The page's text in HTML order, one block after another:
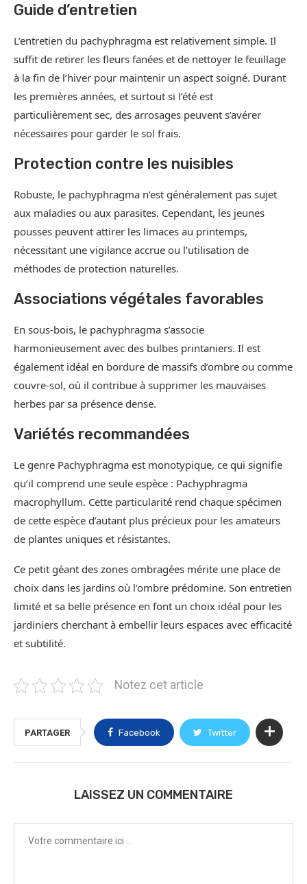
Guide d’entretien
L’entretien du pachyphragma est relativement simple. Il
suffit de retirer les fleurs fanées et de nettoyer le feuillage
à la fin de l’hiver pour maintenir un aspect soigné. Durant
les premières années, et surtout si l’été est
particulièrement sec, des arrosages peuvent s’avérer
nécessaires pour garder le sol frais.
Protection contre les nuisibles
Robuste, le pachyphragma n’est généralement pas sujet
aux maladies ou aux parasites. Cependant, les jeunes
pousses peuvent attirer les limaces au printemps,
nécessitant une vigilance accrue ou l’utilisation de
méthodes de protection naturelles.
Associations végétales favorables
En sous-bois, le pachyphragma s’associe
harmonieusement avec des bulbes printaniers. Il est
également idéal en bordure de massifs d’ombre ou comme
couvre-sol, où il contribue à supprimer les mauvaises
herbes par sa présence dense.
Variétés recommandées
Le genre Pachyphragma est monotypique, ce qui signifie
qu’il comprend une seule espèce : Pachyphragma
macrophyllum. Cette particularité rend chaque spécimen
de cette espèce d’autant plus précieux pour les amateurs
de plantes uniques et résistantes.
Ce petit géant des zones ombragées mérite une place de
choix dans les jardins où l’ombre prédomine. Son entretien
limité et sa belle présence en font un choix idéal pour les
jardiniers cherchant à embellir leurs espaces avec efficacité
et subtilité.
Notez cet article
PARTAGER Facebook Twitter
LAISSEZ UN COMMENTAIRE